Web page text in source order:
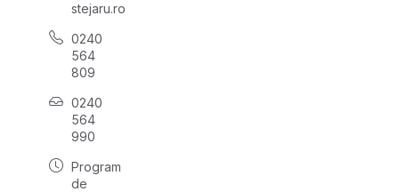
stejaru.ro
0240
564
809
0240
564
990
Program
de